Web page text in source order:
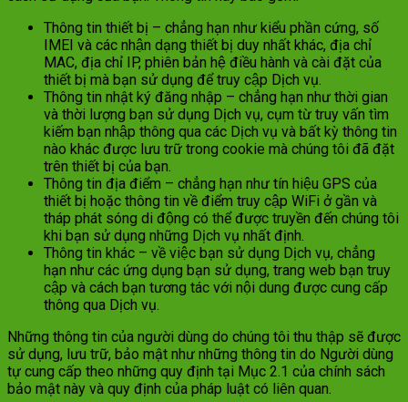
Thông tin thiết bị – chẳng hạn như kiểu phần cứng, số
IMEI và các nhận dạng thiết bị duy nhất khác, địa chỉ
MAC, địa chỉ IP, phiên bản hệ điều hành và cài đặt của
thiết bị mà bạn sử dụng để truy cập Dịch vụ.
Thông tin nhật ký đăng nhập – chẳng hạn như thời gian
và thời lượng bạn sử dụng Dịch vụ, cụm từ truy vấn tìm
kiếm bạn nhập thông qua các Dịch vụ và bất kỳ thông tin
nào khác được lưu trữ trong cookie mà chúng tôi đã đặt
trên thiết bị của bạn.
Thông tin địa điểm – chẳng hạn như tín hiệu GPS của
thiết bị hoặc thông tin về điểm truy cập WiFi ở gần và
tháp phát sóng di động có thể được truyền đến chúng tôi
khi bạn sử dụng những Dịch vụ nhất định.
Thông tin khác – về việc bạn sử dụng Dịch vụ, chẳng
hạn như các ứng dụng bạn sử dụng, trang web bạn truy
cập và cách bạn tương tác với nội dung được cung cấp
thông qua Dịch vụ.
Những thông tin của người dùng do chúng tôi thu thập sẽ được
sử dụng, lưu trữ, bảo mật như những thông tin do Người dùng
tự cung cấp theo những quy định tại Mục 2.1 của chính sách
bảo mật này và quy định của pháp luật có liên quan.